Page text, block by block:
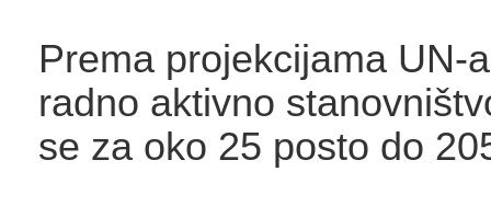
Prema projekcijama UN-
radno aktivno
se za oko 25 posto do